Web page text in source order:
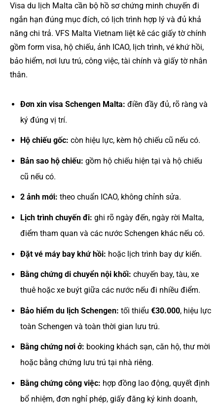
Visa du lịch Malta cần bộ hồ sơ chứng minh chuyến đi
ngắn hạn đúng mục đích, có lịch trình hợp lý và đủ khả
năng chi trả. VFS Malta Vietnam liệt kê các giấy tờ chính
gồm form visa, hộ chiếu, ảnh ICAO, lịch trình, vé khứ hồi,
bảo hiểm, nơi lưu trú, công việc, tài chính và giấy tờ nhân
thân.
Đơn xin visa Schengen Malta: điền đầy đủ, rõ ràng và
ký đúng vị trí.
Hộ chiếu gốc: còn hiệu lực, kèm hộ chiếu cũ nếu có.
Bản sao hộ chiếu: gồm hộ chiếu hiện tại và hộ chiếu
cũ nếu có.
2 ảnh mới: theo chuẩn ICAO, không chỉnh sửa.
Lịch trình chuyến đi: ghi rõ ngày đến, ngày rời Malta,
điểm tham quan và các nước Schengen khác nếu có.
Đặt vé máy bay khứ hồi: hoặc lịch trình bay dự kiến.
Bằng chứng di chuyển nội khối: chuyến bay, tàu, xe
thuê hoặc xe buýt giữa các nước nếu đi nhiều điểm.
Bảo hiểm du lịch Schengen: tối thiểu €30.000, hiệu lực
toàn Schengen và toàn thời gian lưu trú.
Bằng chứng nơi ở: booking khách sạn, căn hộ, thư mời
hoặc bằng chứng lưu trú tại nhà riêng.
Bằng chứng công việc: hợp đồng lao động, quyết định
bổ nhiệm, đơn nghỉ phép, giấy đăng ký kinh doanh,